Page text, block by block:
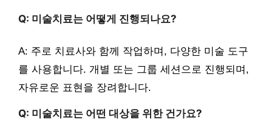
Q: 미술치료는 어떻게 진행되나요?
A: 주로 치료사와 함께 작업하며, 다양한 미술 도구
를 사용합니다. 개별 또는 그룹 세션으로 진행되며,
자유로운 표현을 장려합니다.
Q: 미술치료는 어떤 대상을 위한 건가요?